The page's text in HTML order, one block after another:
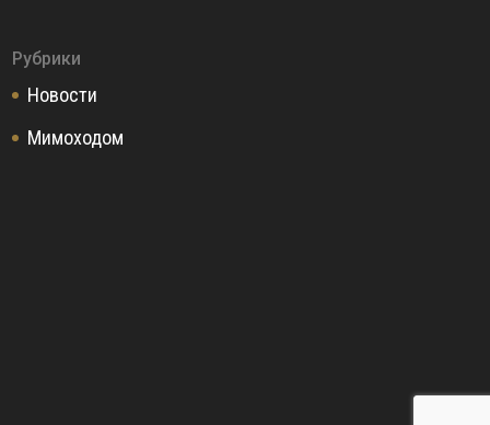
Рубрики
Новости
Мимоходом